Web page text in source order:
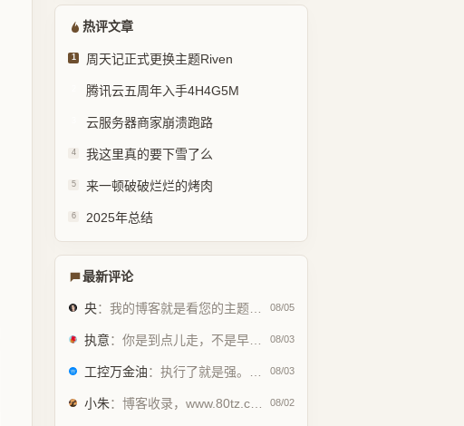
热评文章
1 周天记正式更换主题Riven
腾讯云五周年入手4H4G5M
云服务器商家崩溃跑路
4 我这里真的要下雪了么
5 来一顿破破烂烂的烤肉
6 2025年总结
最新评论
央：我的博客就是看您的主题魔改的。现在好多人用你这个AI做的，就否定别人... 08/05
执意：你是到点儿走，不是早走，怕啥 08/03
工控万金油：执行了就是强。但这个质量问题不应该由物业或是房产公司来处理吗😂 08/03
小朱：博客收录，www.80tz.cn😊 08/02